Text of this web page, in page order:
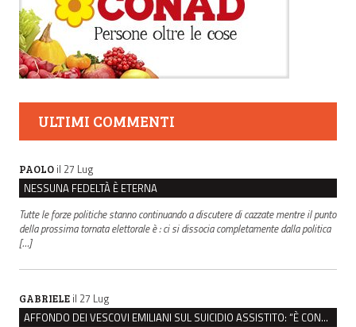
ULTIMI COMMENTI
PAOLO il 27 Lug
NESSUNA FEDELTÀ È ETERNA
Tutte le forze politiche stanno continuando a discutere di cazzate mentre il punto
della prossima tornata elettorale è : ci si dissocia completamente dalla politica
[…]
GABRIELE il 27 Lug
AFFONDO DEI VESCOVI EMILIANI SUL SUICIDIO ASSISTITO: “È CONTRO IL VALORE DELLA PERSONA”